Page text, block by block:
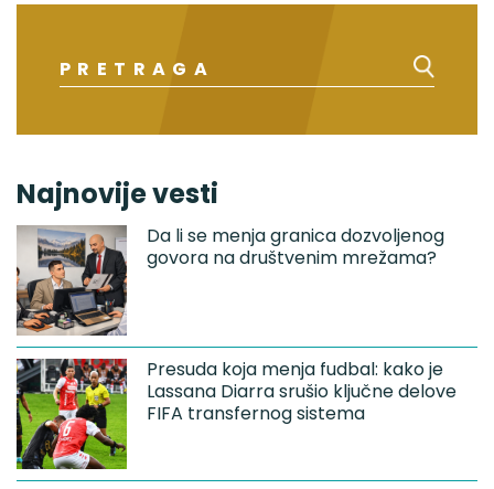
Najnovije vesti
Da li se menja granica dozvoljenog
govora na društvenim mrežama?
Presuda koja menja fudbal: kako je
Lassana Diarra srušio ključne delove
FIFA transfernog sistema